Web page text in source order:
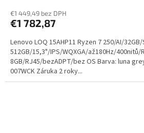
€1 449,49 bez DPH
€1 782,87
Lenovo LOQ 15AHP11 Ryzen 7 250/AI/32GB/
512GB/15,3"/IPS/WQXGA/až180Hz/400nitů/
8GB/RJ45/bezADPT/bez OS Barva: luna
007WCK Záruka 2 roky...